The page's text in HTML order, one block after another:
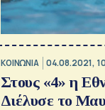
ΚΟΙΝΩΝΙΑ 04.08.2021,
Στους «4» η
Διέλυσε το